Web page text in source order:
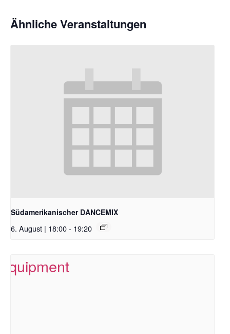
Ähnliche Veranstaltungen
Südamerikanischer DANCEMIX
6. August | 18:00- 19:20